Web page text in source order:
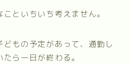
といちいち考えません。
もの予定があって、通勤し
ら一日が終わる。